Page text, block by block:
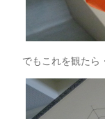
でもこれを観たら